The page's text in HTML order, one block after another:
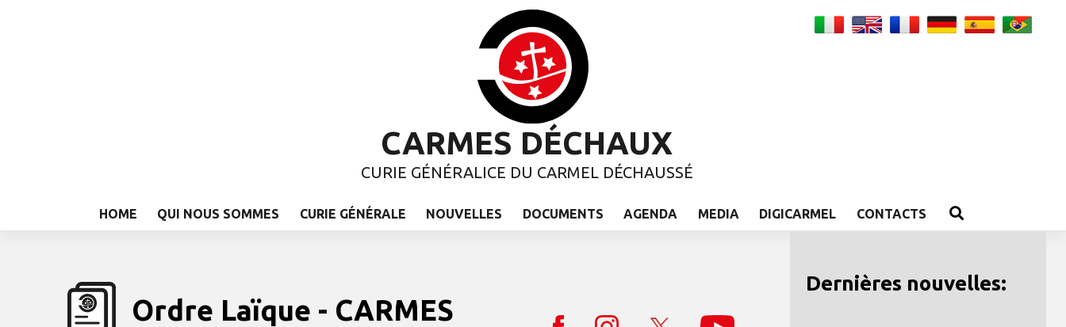
CARMES DÉCHAUX
CURIE GÉNÉRALICE DU CARMEL DÉCHAUSSÉ
HOME QUI NOUS SOMMES CURIE GÉNÉRALE NOUVELLES DOCUMENTS AGENDA MEDIA DIGICARMEL CONTACTS
Ordre Laïque - CARMES
Dernières nouvelles: